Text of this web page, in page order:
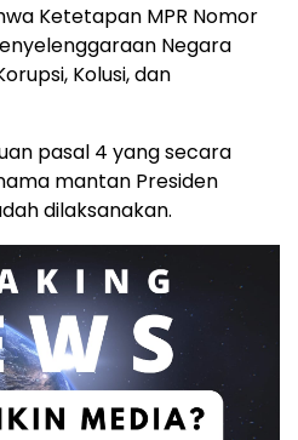
Ketetapan MPR Nomor
Negara
Kolusi, dan
pasal 4 yang secara
mantan Presiden
dilaksanakan.